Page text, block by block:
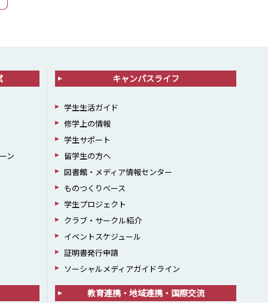
ン
キャンパスライフ
学生生活ガイド
修学上の情報
学生サポート
留学生の方へ
図書館・メディア情報センター
ものつくりベース
学生プロジェクト
クラブ・サークル紹介
イベントスケジュール
証明書発行申請
ソーシャルメディアガイドライン
教育連携・地域連携・国際交流